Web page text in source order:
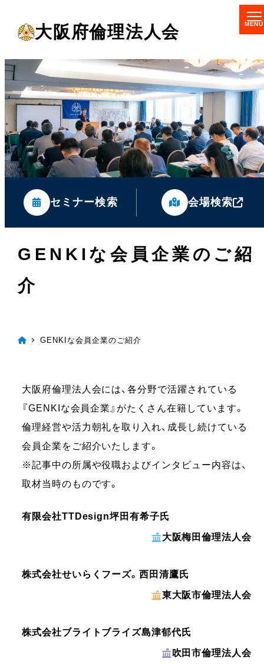
コ
ン
テ
ン
ツ
へ
大阪府倫理法人会
セミナー検索 会場検索
GENKIな会員企業のご紹
介
GENKIな会員企業のご紹介
大阪府倫理法人会には、各分野で活躍されている
『GENKIな会員企業』がたくさん在籍しています。
倫理経営や活力朝礼を取り入れ、成長し続けている
会員企業をご紹介いたします。
※記事中の所属や役職およびインタビュー内容は、
取材当時のものです。
有限会社TTDesign坪田有希子氏
大阪梅田倫理法人会
株式会社せいらくフーズ。西田清鷹氏
東大阪市倫理法人会
株式会社ブライトブライズ島津郁代氏
吹田市倫理法人会